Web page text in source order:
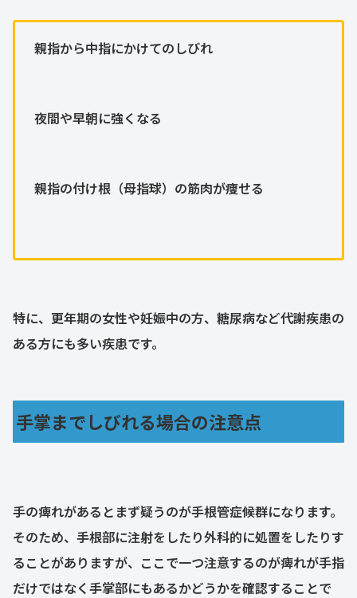
親指から中指にかけてのしびれ
夜間や早朝に強くなる
親指の付け根（母指球）の筋肉が痩せる
特に、更年期の女性や妊娠中の方、糖尿病など代謝疾患の
ある方にも多い疾患です。
手掌までしびれる場合の注意点
手の痺れがあるとまず疑うのが手根管症候群になります。
そのため、手根部に注射をしたり外科的に処置をしたりす
ることがありますが、ここで一つ注意するのが痺れが手指
だけではなく手掌部にもあるかどうかを確認することで